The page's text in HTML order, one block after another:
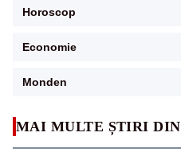
MAI MULTE ȘTIRI DIN
Horoscop
Economie
Monden